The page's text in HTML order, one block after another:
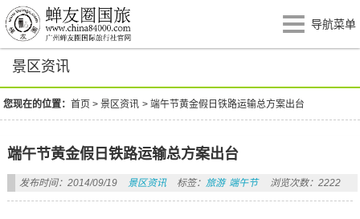
导航菜单
景区资讯
您现在的位置：首页 >景区资讯 >端午节黄金假日铁路运输总方案出台
端午节黄金假日铁路运输总方案出台
发布时间：2014/09/19 景区资讯 标签： 旅游 端午节 浏览次数：2222